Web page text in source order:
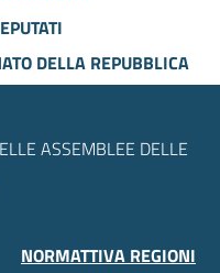
DELLA REPUBBLICA
ASSEMBLEE DELLE
NORMATTIVA REGIONI